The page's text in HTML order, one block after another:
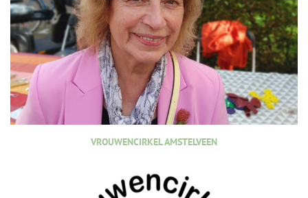
VROUWENCIRKEL AMSTELVEEN